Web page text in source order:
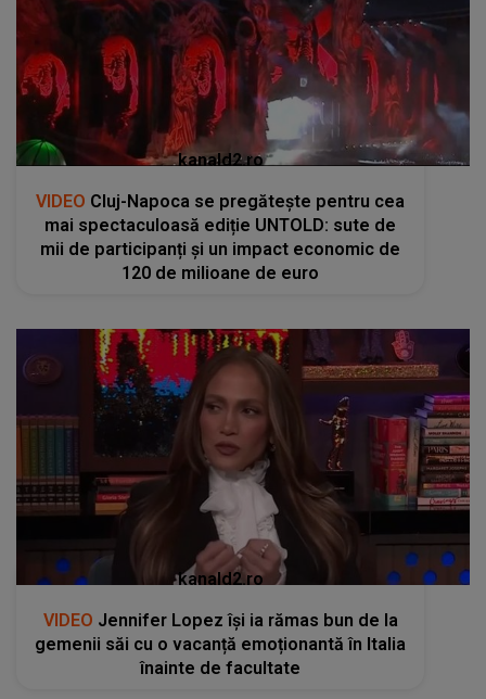
kanald2.ro
VIDEO Cluj-Napoca se pregătește pentru cea
mai spectaculoasă ediție UNTOLD: sute de
mii de participanți și un impact economic de
120 de milioane de euro
kanald2.ro
VIDEO Jennifer Lopez își ia rămas bun de la
gemenii săi cu o vacanță emoționantă în Italia
înainte de facultate